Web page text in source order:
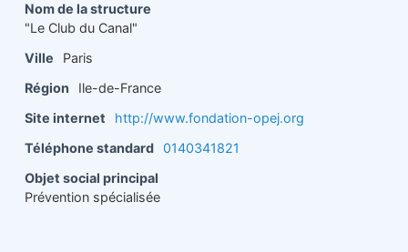
Nom de la structure
"Le Club du Canal"
Ville
Paris
Région
Ile-de-France
Site internet
http://www.fondation-opej.org
Téléphone standard 0140341821
Objet social principal
Prévention spécialisée